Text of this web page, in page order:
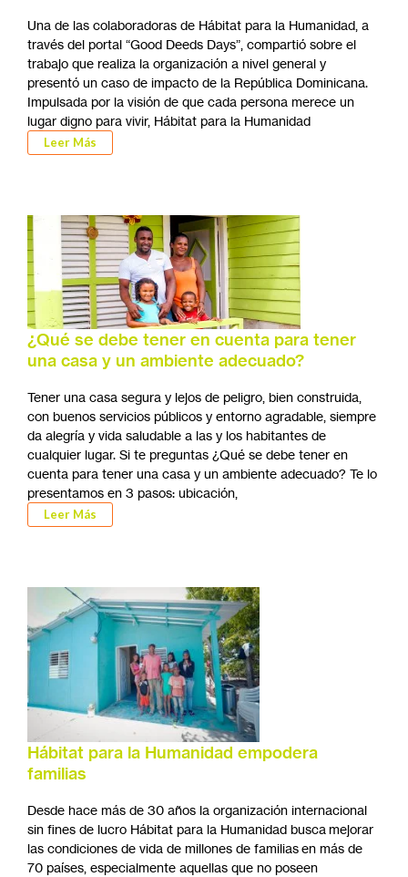
Una de las colaboradoras de Hábitat para la Humanidad, a
través del portal “Good Deeds Days”, compartió sobre el
trabajo que realiza la organización a nivel general y
presentó un caso de impacto de la República Dominicana.
Impulsada por la visión de que cada persona merece un
lugar digno para vivir, Hábitat para la Humanidad
Leer Más
¿Qué se debe tener en cuenta para tener
una casa y un ambiente adecuado?
Tener una casa segura y lejos de peligro, bien construida,
con buenos servicios públicos y entorno agradable, siempre
da alegría y vida saludable a las y los habitantes de
cualquier lugar. Si te preguntas ¿Qué se debe tener en
cuenta para tener una casa y un ambiente adecuado? Te lo
presentamos en 3 pasos: ubicación,
Leer Más
Hábitat para la Humanidad empodera
familias
Desde hace más de 30 años la organización internacional
sin fines de lucro Hábitat para la Humanidad busca mejorar
las condiciones de vida de millones de familias en más de
70 países, especialmente aquellas que no poseen